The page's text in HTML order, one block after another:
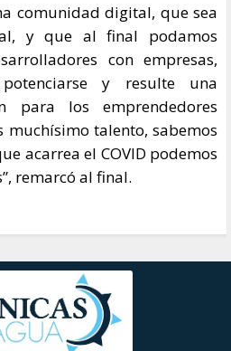
comunidad digital, que sea
y que al final podamos
con empresas,
y resulte una
para los emprendedores
muchísimo talento, sabemos
acarrea el COVID podemos
remarcó al final.